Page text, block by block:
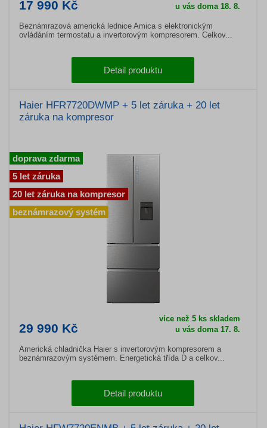
17 990 Kč
u vás doma 18. 8.
Beznámrazová americká lednice Amica s elektronickým
ovládáním termostatu a invertorovým kompresorem. Celkov...
Detail produktu
Haier HFR7720DWMP + 5 let záruka + 20 let
záruka na kompresor
29 990 Kč
více než 5 ks skladem
u vás doma 17. 8.
Americká chladnička Haier s invertorovým kompresorem a
beznámrazovým systémem. Energetická třída D a celkov...
Detail produktu
doprava zdarma
5 let záruka
20 let záruka na kompresor
beznámrazový systém